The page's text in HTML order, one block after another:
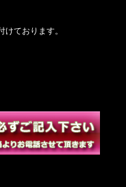
ております。